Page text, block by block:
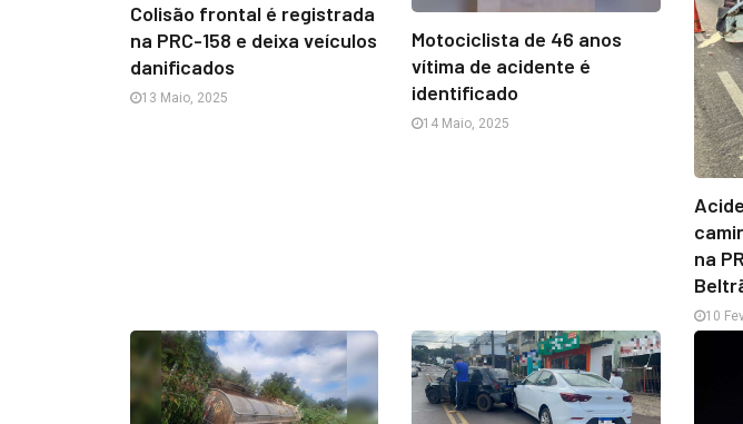
Colisão frontal é registrada
na PRC-158 e deixa veículos
danificados
13 Maio, 2025
Motociclista de 46 anos
vítima de acidente é
identificado
14 Maio, 2025
na
10